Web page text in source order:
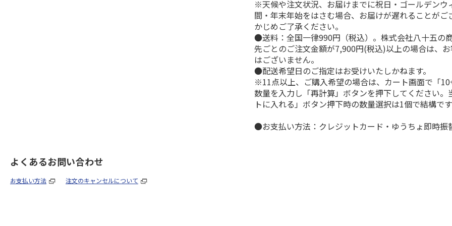
※天候や注文状況、お届けまでに祝日・ゴールデンウ
間・年末年始をはさむ場合、お届けが遅れることがご
かじめご了承ください。
●送料：全国一律990円（税込）。株式会社八十五の
先ごとのご注文金額が7,900円(税込)以上の場合は、
はございません。
●配送希望日のご指定はお受けいたしかねます。
※11点以上、ご購入希望の場合は、カート画面で「
数量を入力し「再計算」ボタンを押下してください。
トに入れる」ボタン押下時の数量選択は1個で結構で
●お支払い方法：クレジットカード・ゆうちょ即時振
よくあるお問い合わせ
お支払い方法 注文のキャンセルについて